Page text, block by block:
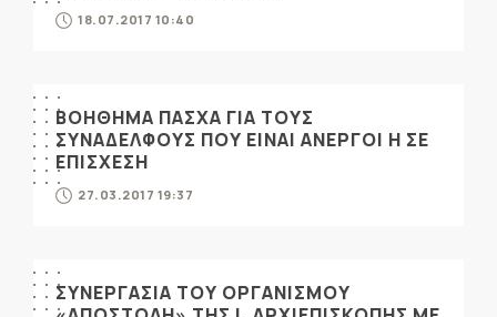
18.07.2017 10:40
ΒΟΗΘΗΜΑ ΠΑΣΧΑ ΓΙΑ ΤΟΥΣ
ΣΥΝΑΔΕΛΦΟΥΣ ΠΟΥ ΕΙΝΑΙ ΑΝΕΡΓΟΙ Η ΣΕ
ΕΠΙΣΧΕΣΗ
27.03.2017 19:37
ΣΥΝΕΡΓΑΣΙΑ ΤΟΥ ΟΡΓΑΝΙΣΜΟΥ